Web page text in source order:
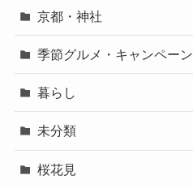
京都・神社
季節グルメ・キャンペーン
暮らし
未分類
桜花見